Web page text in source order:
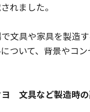
れました。
文具や家具を製造
ついて、背景やコ
文具など製造時の